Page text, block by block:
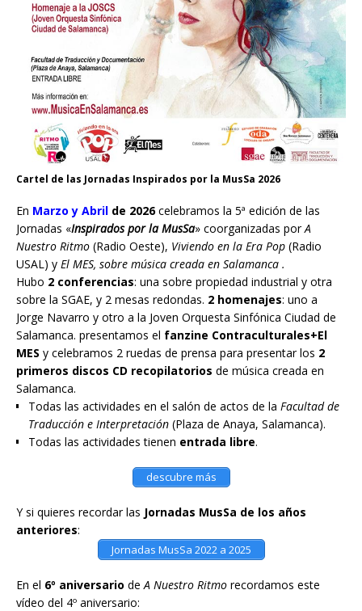
Cartel de las Jornadas Inspirados por la MusSa 2026
En Marzo y Abril de 2026celebramos la 5ª edición de las
Jornadas «Inspirados por la MusSa» coorganizadas porA
Nuestro Ritmo (Radio Oeste), Viviendo en la Era Pop (Radio
USAL) y El MES, sobre música creada en Salamanca .
Hubo 2 conferencias: una sobre propiedad industrial y otra
sobre la SGAE, y 2 mesas redondas. 2 homenajes: uno a
Jorge Navarro y otro a la Joven Orquesta Sinfónica Ciudad de
Salamanca. presentamos el fanzine Contraculturales+El
MES y celebramos 2 ruedas de prensa para presentar los 2
primeros discos CD recopilatorios de música creada en
Salamanca.
Todas las actividades en el salón de actos de la Facultad de
Traducción e Interpretación (Plaza de Anaya, Salamanca).
Todas las actividades tienen entrada libre.
descubre más
Y si quieres recordar las Jornadas MusSa de los años
anteriores:
Jornadas MusSa 2022 a 2025
En el 6º aniversario deA Nuestro Ritmo recordamos este
vídeo del 4º aniversario: